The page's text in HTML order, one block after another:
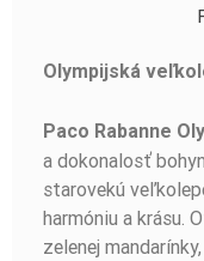
Olympijská
Paco Rabanne
a dokonalosť
starovekú
harmóniu a krásu.
zelenej
BUĎTE PRVÝ,